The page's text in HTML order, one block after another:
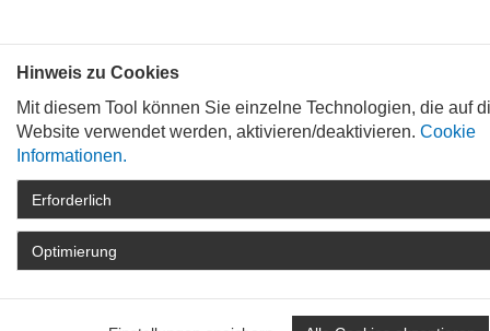
STARTSEITE
ARCHIV
TAG DER ARCHITEKTUR
2023
Hinweis zu Cookies
Mit diesem Tool können Sie einzelne Technologien, die auf
Website verwendet werden, aktivieren/deaktivieren. Cookie
Informationen.
Erforderlich
Optimierung